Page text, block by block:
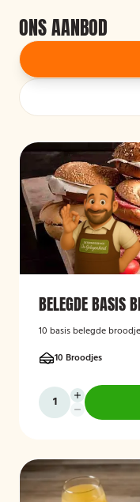
ONS AANBOD
BELEGDE BASIS
10 basis belegde
10 Broodjes